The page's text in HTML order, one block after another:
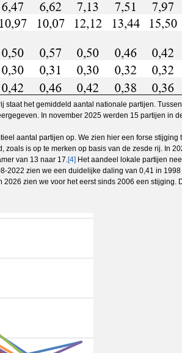
het gemiddeld aantal nationale partijen.
In november 2025 werden 15 partijen in
aantal partijen op. We zien hier een forse
is op te merken op basis van de zesde rij. In
van 13 naar 17.[4] Het aandeel lokale partijen
2022 zien we een duidelijke daling van 0,41 in
zien we voor het eerst sinds 2006 een